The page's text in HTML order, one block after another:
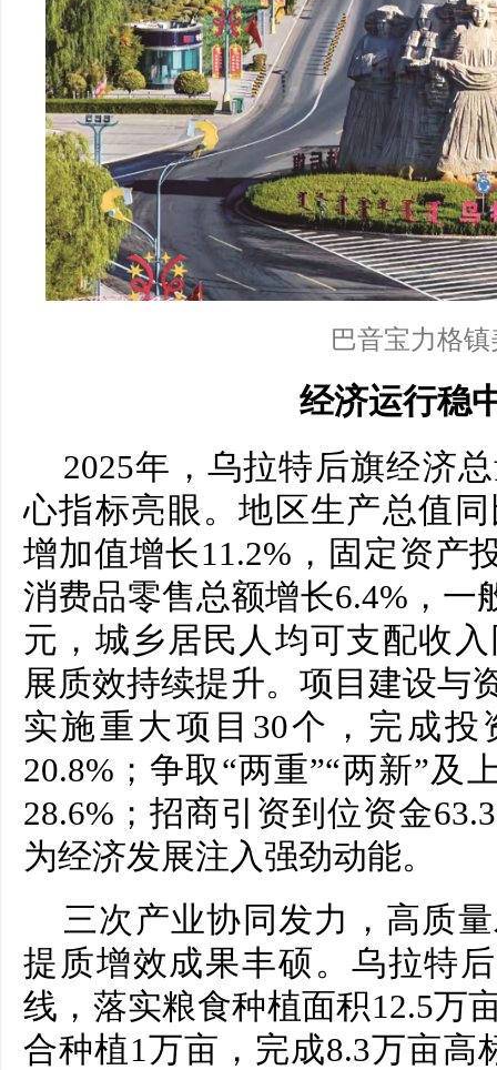
巴音宝力格
经济运行稳
2025年，乌拉特后旗经济
心指标亮眼。地区生产总值
增加值增长11.2%，固定资产
消费品零售总额增长6.4%，一
元，城乡居民人均可支配收
展质效持续提升。项目建设与
实施重大项目30个，完成投
20.8%；争取“两重”“两新”及
28.6%；招商引资到位资金
为经济发展注入强劲动能。
三次产业协同发力，高质
提质增效成果丰硕。乌拉特
线，落实粮食种植面积12.5万
合种植1万亩，完成8.3万亩高